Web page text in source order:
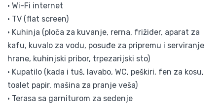
• Wi-Fi internet
• TV (flat screen)
• Kuhinja (ploča za kuvanje, rerna, frižider, aparat za
kafu, kuvalo za vodu, posuđe za pripremu i serviranje
hrane, kuhinjski pribor, trpezarijski sto)
• Kupatilo (kada i tuš, lavabo, WC, peškiri, fen za kosu,
toalet papir, mašina za pranje veša)
• Terasa sa garniturom za sedenje